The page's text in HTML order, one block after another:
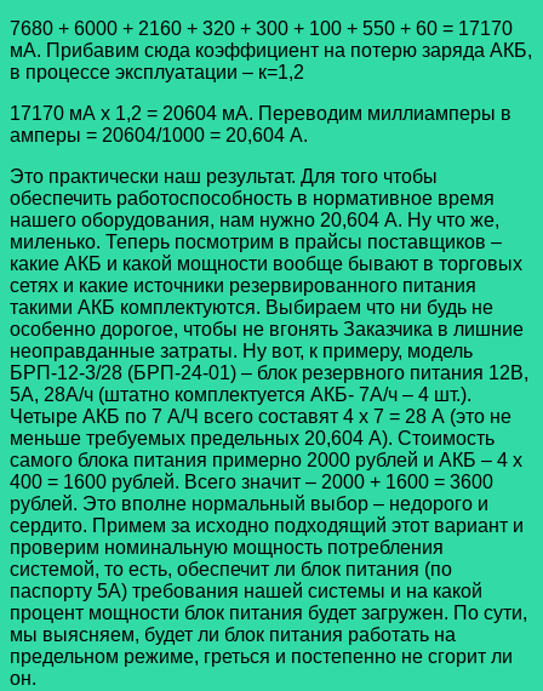
7680 + 6000 + 2160 + 320 + 300 + 100 + 550 + 60 = 17170
мА. Прибавим сюда коэффициент на потерю заряда АКБ,
в процессе эксплуатации – к=1,2
17170 мА х 1,2 = 20604 мА. Переводим миллиамперы в
амперы = 20604/1000 = 20,604 А.
Это практически наш результат. Для того чтобы
обеспечить работоспособность в нормативное время
нашего оборудования, нам нужно 20,604 А. Ну что же,
миленько. Теперь посмотрим в прайсы поставщиков –
какие АКБ и какой мощности вообще бывают в торговых
сетях и какие источники резервированного питания
такими АКБ комплектуются. Выбираем что ни будь не
особенно дорогое, чтобы не вгонять Заказчика в лишние
неоправданные затраты. Ну вот, к примеру, модель
БРП-12-3/28 (БРП-24-01) – блок резервного питания 12В,
5А, 28А/ч (штатно комплектуется АКБ- 7А/ч – 4 шт.).
Четыре АКБ по 7 А/Ч всего составят 4 х 7 = 28 А (это не
меньше требуемых предельных 20,604 А). Стоимость
самого блока питания примерно 2000 рублей и АКБ – 4 х
400 = 1600 рублей. Всего значит – 2000 + 1600 = 3600
рублей. Это вполне нормальный выбор – недорого и
сердито. Примем за исходно подходящий этот вариант и
проверим номинальную мощность потребления
системой, то есть, обеспечит ли блок питания (по
паспорту 5А) требования нашей системы и на какой
процент мощности блок питания будет загружен. По сути,
мы выясняем, будет ли блок питания работать на
предельном режиме, греться и постепенно не сгорит ли
он.